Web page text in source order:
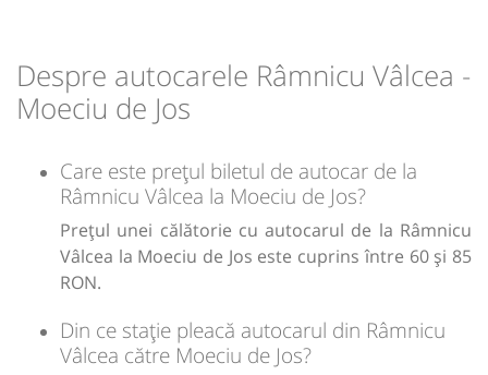
M M
Sursa: Transmontana SA | Ultima actualizare:07/2026
Despre autocarele Râmnicu Vâlcea -
Moeciu de Jos
Care este prețul biletul de autocar de la
Râmnicu Vâlcea la Moeciu de Jos?
Prețul unei călătorie cu autocarul de la Râmnicu
Vâlcea la Moeciu de Jos este cuprins între 60 și 85
RON.
Din ce stație pleacă autocarul din Râmnicu
Vâlcea către Moeciu de Jos?